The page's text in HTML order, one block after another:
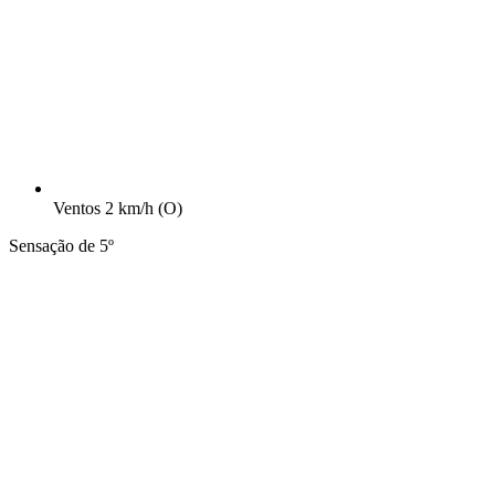
Ventos 2 km/h (O)
Sensação de 5º